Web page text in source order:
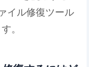
イル修復ツール
。